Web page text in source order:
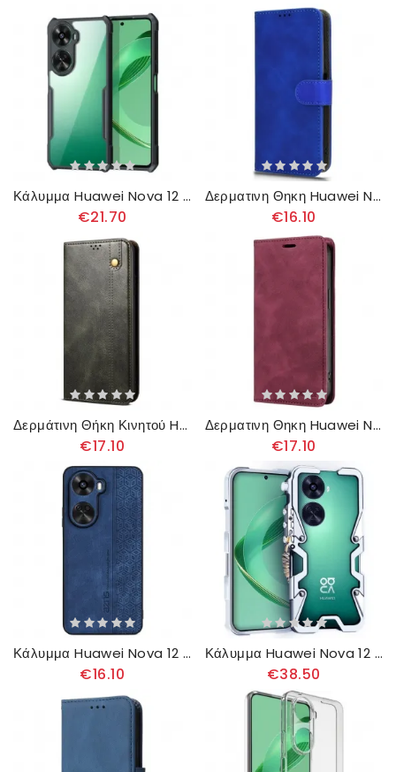
Κάλυμμα Huawei Nova 12 Se Xundd
€21.70
Δερματινη Θηκη Huawei Nova 12 Se Εφέ Δέρματος
€16.10
Δερμάτινη Θήκη Κινητού Huawei Nova 12 Se Θήκες Κινητών Κερωμένο Απομιμητικό Δέρμα
€17.10
Δερματινη Θηκη Huawei Nova 12 Se Αποκλεισμός Betopnice Rfid Σιλικόνης
€17.10
Κάλυμμα Huawei Nova 12 Se Azns
€16.10
Κάλυμμα Huawei Nova 12 Se Κράμα Αλουμινίου
€38.50